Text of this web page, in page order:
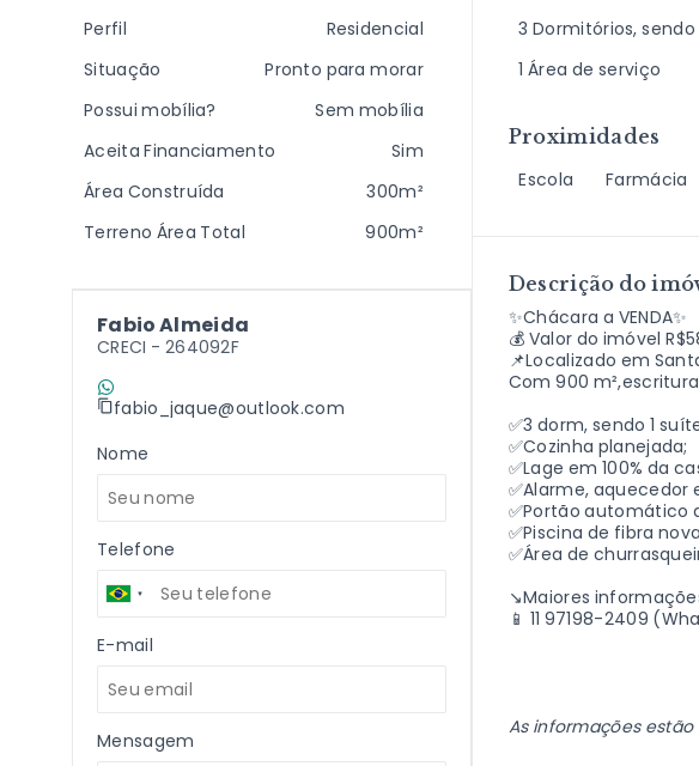
3 Dormitórios, sendo
1 Área de serviço
Proximidades
Escola
Farmácia
Descrição do
✨Chácara a VENDA✨
💰 Valor do imóvel
📌Localizado em
Com 900
✅3 dorm, sendo 1
✅Cozinha planejada;
✅Lage em 100% da
✅Alarme,
✅Portão automático
✅Piscina de fibra
✅Área de
↘️Maiores
📱 11 97198-2409
As informações
Perfil
Residencial
Situação
Pronto para morar
Possui mobília?
Sem mobília
Aceita Financiamento
Sim
Área Construída
300m²
Terreno Área Total
900m²
Fabio Almeida
CRECI - 264092F
fabio_jaque@outlook.com
Nome
Telefone
E-mail
Mensagem